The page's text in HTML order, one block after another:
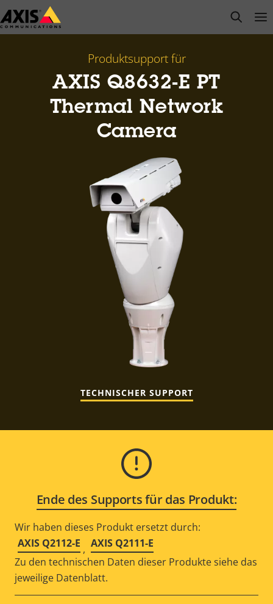
Zum
Hauptinhalt
open
Produktsupport für
AXIS Q8632-E PT
Thermal Network
Camera
TECHNISCHER SUPPORT
Ende des Supports für das Produkt:
Wir haben dieses Produkt ersetzt durch:
AXIS Q2112-E , AXIS Q2111-E
Zu den technischen Daten dieser Produkte siehe das
jeweilige Datenblatt.